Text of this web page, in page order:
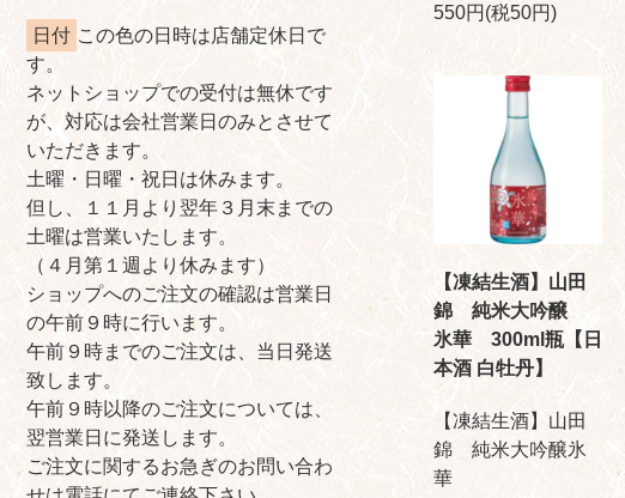
日付 この色の日時は店舗定休日で
す。
ネットショップでの受付は無休です
が、対応は会社営業日のみとさせて
いただきます。
土曜・日曜・祝日は休みます。
但し、１１月より翌年３月末までの
土曜は営業いたします。
（４月第１週より休みます）
ショップへのご注文の確認は営業日
の午前９時に行います。
午前９時までのご注文は、当日発送
致します。
午前９時以降のご注文については、
翌営業日に発送します。
ご注文に関するお急ぎのお問い合わ
550円(税50円)
【凍結生酒】山田
錦 純米大吟醸
氷華 300ml瓶【日
本酒 白牡丹】
【凍結生酒】山田
錦 純米大吟醸氷
華